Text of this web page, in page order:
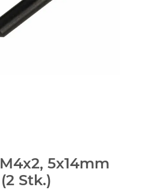
5x14mm
Stk.)